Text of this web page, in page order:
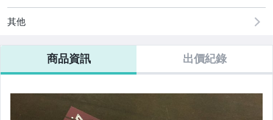
其他
商品資訊 出價紀錄